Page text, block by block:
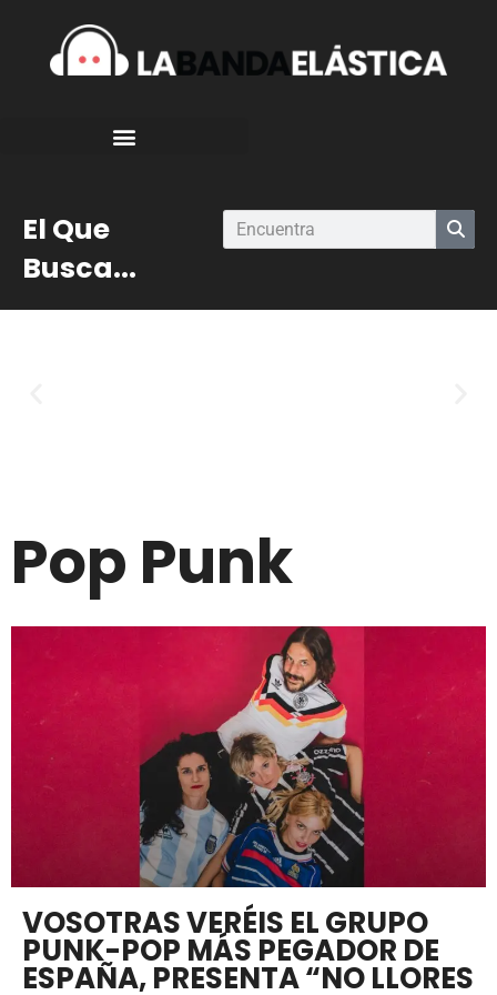
El Que
Busca...
Pop Punk
VOSOTRAS VERÉIS EL GRUPO
PUNK-POP MÁS PEGADOR DE
ESPAÑA, PRESENTA “NO LLORES